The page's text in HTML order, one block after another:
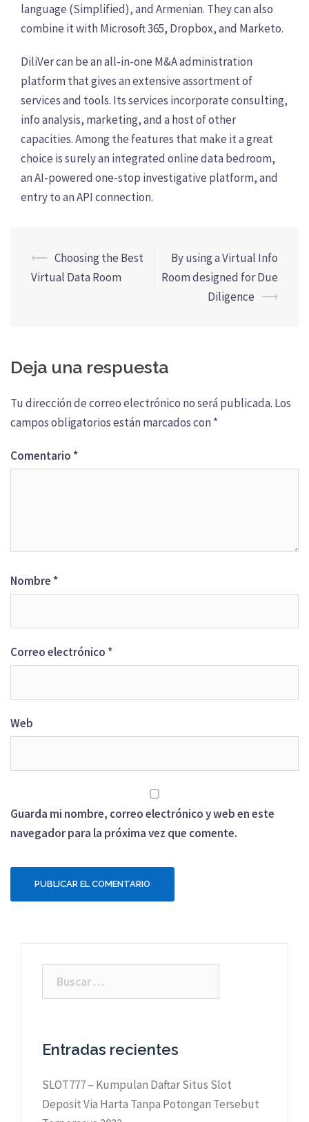
language (Simplified), and Armenian. They can also
combine it with Microsoft 365, Dropbox, and Marketo.
DiliVer can be an all-in-one M&A administration
platform that gives an extensive assortment of
services and tools. Its services incorporate consulting,
info analysis, marketing, and a host of other
capacities. Among the features that make it a great
choice is surely an integrated online data bedroom,
an AI-powered one-stop investigative platform, and
entry to an API connection.
Navegación
de
⟵ Choosing the Best
Virtual Data Room
By using a Virtual Info
Room designed for Due
Diligence ⟶
Deja una respuesta
Tu dirección de correo electrónico no será publicada. Los
campos obligatorios están marcados con*
Comentario *
Nombre *
Correo electrónico *
Web
Guarda mi nombre, correo electrónico y web en este
navegador para la próxima vez que comente.
Entradas recientes
SLOT777 – Kumpulan Daftar Situs Slot
Deposit Via Harta Tanpa Potongan Tersebut